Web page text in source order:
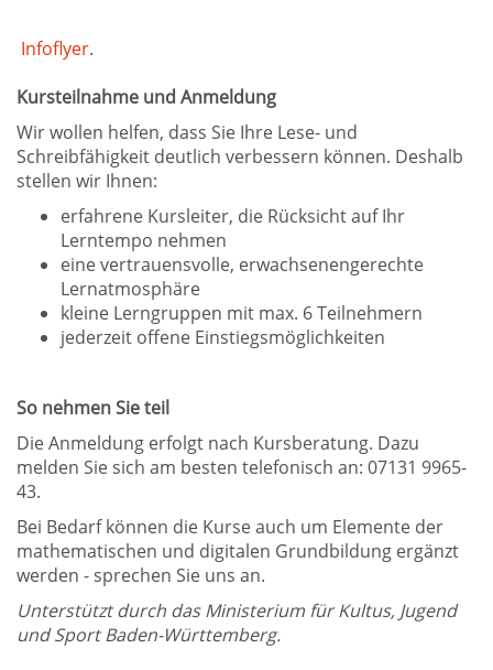
Infoflyer.
Kursteilnahme und Anmeldung
Wir wollen helfen, dass Sie Ihre Lese- und
Schreibfähigkeit deutlich verbessern können. Deshalb
stellen wir Ihnen:
erfahrene Kursleiter, die Rücksicht auf Ihr
Lerntempo nehmen
eine vertrauensvolle, erwachsenengerechte
Lernatmosphäre
kleine Lerngruppen mit max. 6 Teilnehmern
jederzeit offene Einstiegsmöglichkeiten
So nehmen Sie teil
Die Anmeldung erfolgt nach Kursberatung. Dazu
melden Sie sich am besten telefonisch an: 07131 9965-
43.
Bei Bedarf können die Kurse auch um Elemente der
mathematischen und digitalen Grundbildung ergänzt
werden - sprechen Sie uns an.
Unterstützt durch das Ministerium für Kultus, Jugend
und Sport Baden-Württemberg.